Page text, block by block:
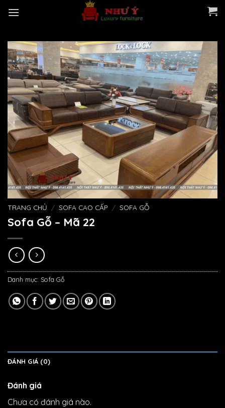
TRANG CHỦ / SOFA CAO CẤP / SOFA GỖ
Sofa Gỗ – Mã 22
Danh mục: Sofa Gỗ
ĐÁNH GIÁ (0)
Đánh giá
Chưa có đánh giá nào.